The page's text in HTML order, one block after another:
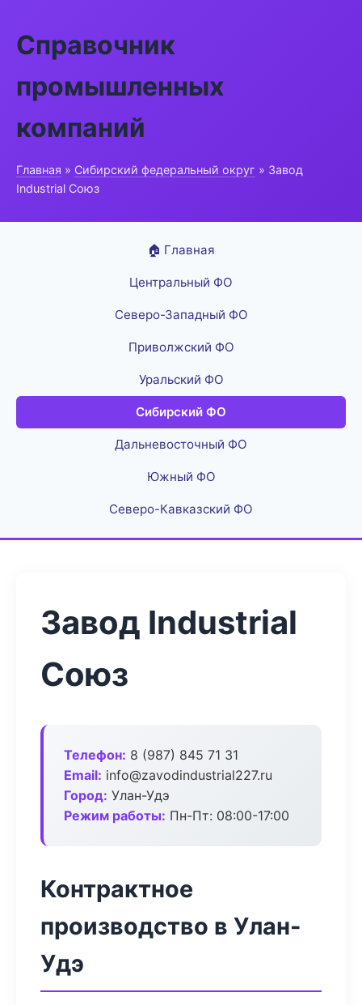
Справочник
промышленных
компаний
Главная » Сибирский федеральный округ » Завод
Industrial Союз
🏠 Главная
Центральный ФО
Северо-Западный ФО
Приволжский ФО
Уральский ФО
Сибирский ФО
Дальневосточный ФО
Южный ФО
Северо-Кавказский ФО
Завод Industrial
Союз
Телефон: 8 (987) 845 71 31
Email: info@zavodindustrial227.ru
Город: Улан-Удэ
Режим работы: Пн-Пт: 08:00-17:00
Контрактное
производство в Улан-
Удэ